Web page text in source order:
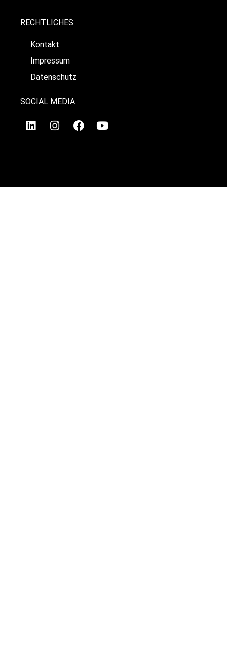
RECHTLICHES
Kontakt
Impressum
Datenschutz
SOCIAL MEDIA